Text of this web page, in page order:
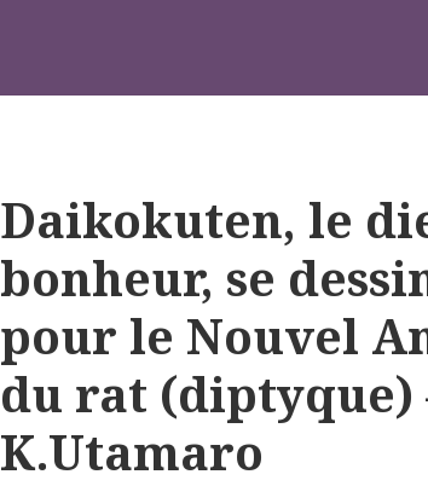
Daikokuten, le
bonheur, se
pour le Nouvel
du rat (diptyque)
K.Utamaro